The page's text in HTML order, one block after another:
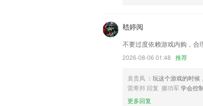
【黑豆】黑豆改为手动领取,新增黑
欢迎使用美团 app 扫码用车，美
优化客服中心升级，整理常见问题
联系我们
以上就是手机版亚博的介绍，如
助我们更好的对产品进行优化修改。
嵇婷阅
不要过度依赖游戏内购，合
2026-08-06 01:48 推荐
袁贵凤 ：玩这个游戏的时
雷希邦 回复 滕功军 学会控
更多回复